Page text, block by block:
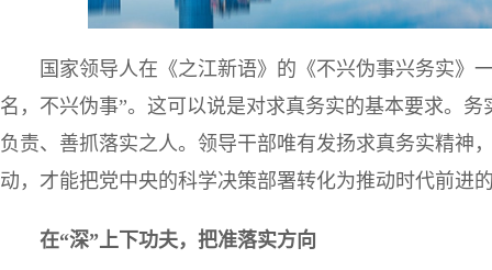
国家领导人在《之江新语》的《不兴伪事兴务实》
名，不兴伪事”。这可以说是对求真务实的基本要求。
负责、善抓落实之人。领导干部唯有发扬求真务实精神
动，才能把党中央的科学决策部署转化为推动时代前进
在“深”上下功夫，把准落实方向